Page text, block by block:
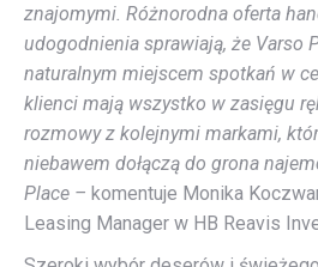
znajomymi. Różnorodna oferta
udogodnienia sprawiają, że Varso
naturalnym miejscem spotkań w
klienci mają wszystko w zasięgu
rozmowy z kolejnymi markami,
niebawem dołączą do grona
Place – komentuje Monika
Leasing Manager w HB Reavis